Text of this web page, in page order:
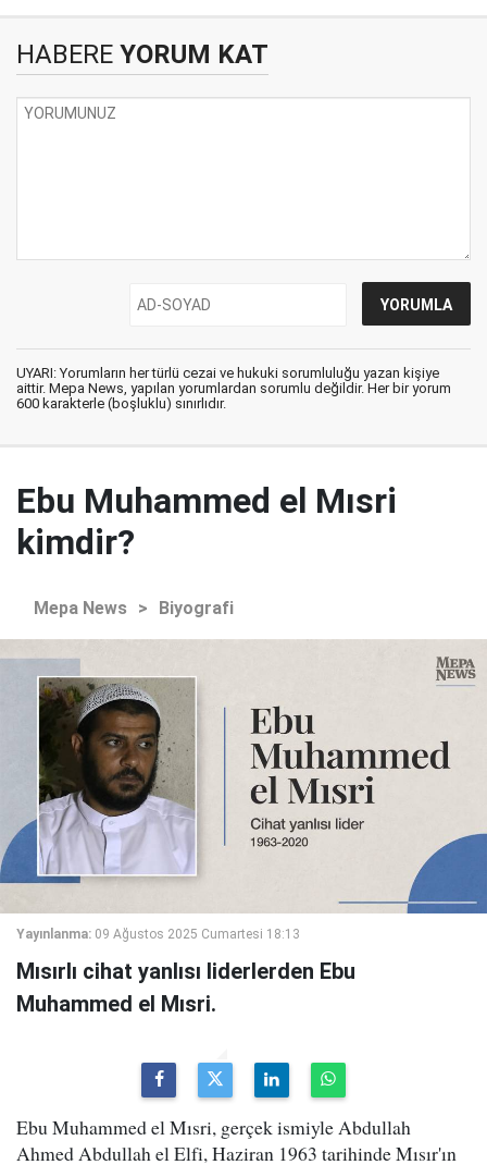
HABERE YORUM KAT
UYARI: Yorumların her türlü cezai ve hukuki sorumluluğu yazan kişiye
aittir. Mepa News, yapılan yorumlardan sorumlu değildir. Her bir yorum
600 karakterle (boşluklu) sınırlıdır.
Ebu Muhammed el Mısri
kimdir?
Mepa News > Biyografi
Yayınlanma: 09 Ağustos 2025 Cumartesi 18:13
Mısırlı cihat yanlısı liderlerden Ebu
Muhammed el Mısri.
Ebu Muhammed el Mısri, gerçek ismiyle Abdullah
Ahmed Abdullah el Elfi, Haziran 1963 tarihinde Mısır'ın